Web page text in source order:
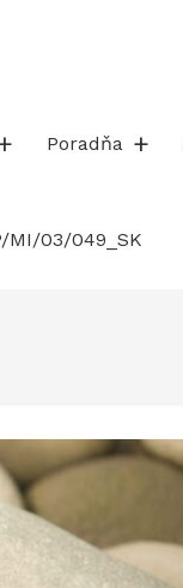
Poradňa
MI/03/049_SK